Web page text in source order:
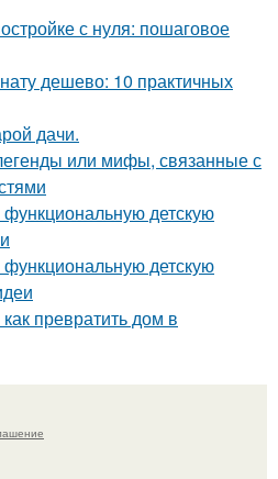
с нуля: пошаговое
дешево: 10 практичных
дачи.
или мифы, связанные с
детскую
детскую
превратить дом в